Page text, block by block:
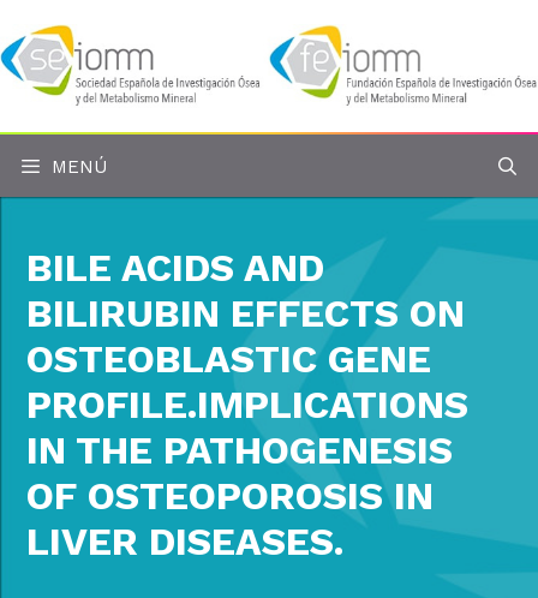
al
contenido
MENÚ
BILE ACIDS AND
BILIRUBIN EFFECTS ON
OSTEOBLASTIC GENE
PROFILE.IMPLICATIONS
IN THE PATHOGENESIS
OF OSTEOPOROSIS IN
LIVER DISEASES.